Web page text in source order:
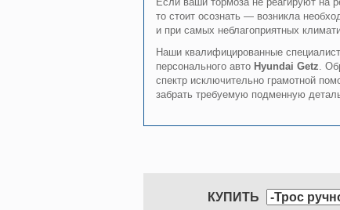
то стоит осознать — возникла
и при самых неблагоприятных
Наши квалифицированные
персонального авто Hyundai Getz.
спектр исключительно грамотной
забрать требуемую подменную
КУПИТЬ